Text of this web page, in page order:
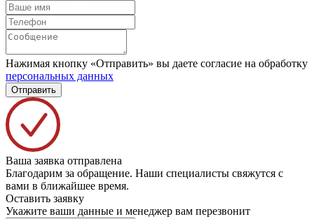
Нажимая кнопку «Отправить» вы даете согласие на обработку
персональных данных
Отправить
Ваша заявка отправлена
Благодарим за обращение. Наши специалисты свяжутся с
вами в ближайшее время.
Оставить заявку
Укажите ваши данные и менеджер вам перезвонит